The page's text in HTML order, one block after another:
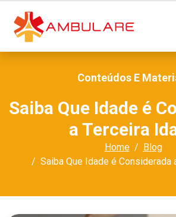
Conteúdos E
Saiba Que Idade é
a Terceira
Home
Blog
Saiba Que Idade é Considerada